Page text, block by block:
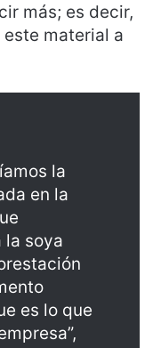
más; es decir,
este material a
la
en la
la soya
es lo que